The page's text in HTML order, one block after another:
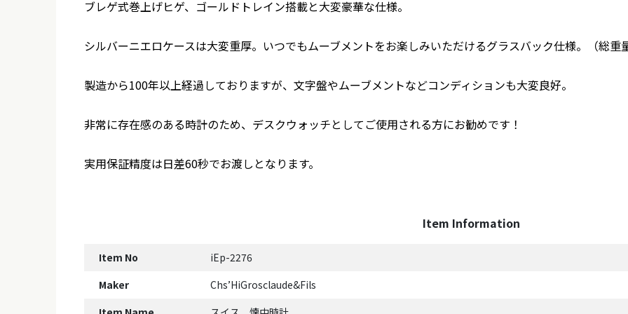
ブレゲ式巻上げヒゲ、ゴールドトレイン搭載と大変豪華な仕様。
シルバーニエロケースは大変重厚。いつでもムーブメントをお楽しみいただけるグラスバック仕様。（総重
製造から100年以上経過しておりますが、文字盤やムーブメントなどコンディションも大変良好。
非常に存在感のある時計のため、デスクウォッチとしてご使用される方にお勧めです！
実用保証精度は日差60秒でお渡しとなります。
Item Information
Item No
iEp-2276
Maker
Chs’HiGrosclaude&Fils